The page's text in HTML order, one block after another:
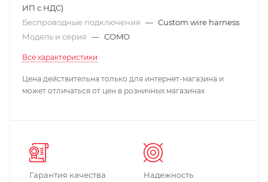
ИП с НДС)
Беспроводные подключения — Custom wire harness
Модель и серия — COMO
Все характеристики
Цена действительна только для интернет-магазина и
может отличаться от цен в розничных магазинах
Гарантия качества
Надежность